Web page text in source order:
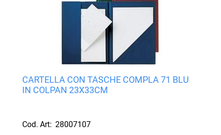
CARTELLA CON TASCHE COMPLA 71 BLU
IN COLPAN 23X33CM
Cod. Art: 28007107